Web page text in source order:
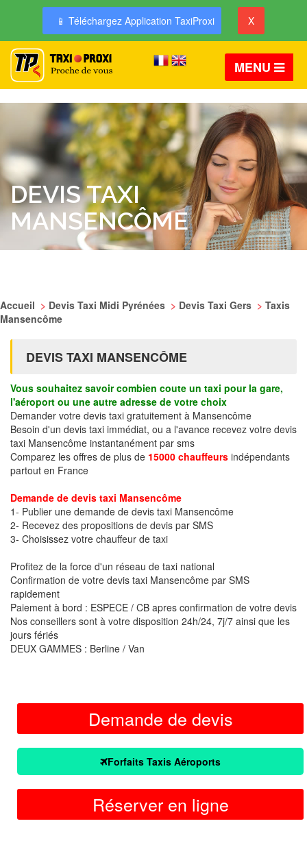
📱 Téléchargez Application TaxiProxi X
MENU
DEVIS TAXI
MANSENCÔME
Accueil > Devis Taxi Midi Pyrénées > Devis Taxi Gers > Taxis
Mansencôme
DEVIS TAXI MANSENCÔME
Vous souhaitez savoir combien coute un taxi pour la gare,
l'aéroport ou une autre adresse de votre choix
Demander votre devis taxi gratuitement à Mansencôme
Besoin d'un devis taxi immédiat, ou a l'avance recevez votre devis
taxi Mansencôme instantanément par sms
Comparez les offres de plus de 15000 chauffeurs indépendants
partout en France
Demande de devis taxi Mansencôme
1- Publier une demande de devis taxi Mansencôme
2- Recevez des propositions de devis par SMS
3- Choisissez votre chauffeur de taxi
Profitez de la force d'un réseau de taxi national
Confirmation de votre devis taxi Mansencôme par SMS
rapidement
Paiement à bord : ESPECE / CB apres confirmation de votre devis
Nos conseillers sont à votre disposition 24h/24, 7j/7 ainsi que les
jours fériés
DEUX GAMMES : Berline / Van
Demande de devis
Forfaits Taxis Aéroports
Réserver en ligne